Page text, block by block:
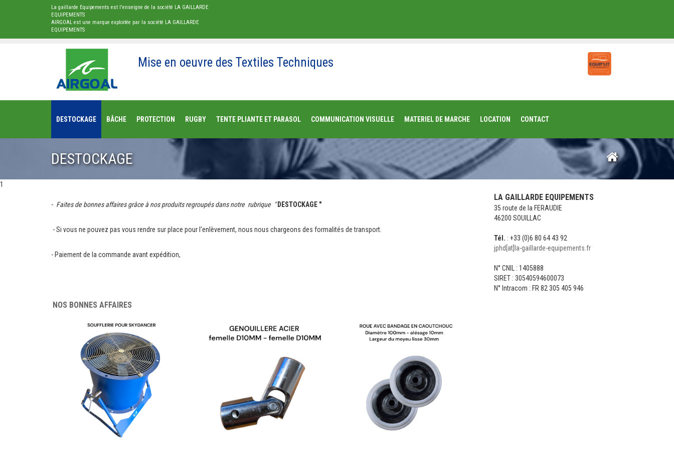
La gaillarde Equipements est l'enseigne de la société LA GAILLARDE
EQUIPEMENTS
AIRGOAL est une marque exploitée par la société LA GAILLARDE
EQUIPEMENTS
Mise en oeuvre des Textiles Techniques
DESTOCKAGE BÂCHE PROTECTION RUGBY TENTE PLIANTE ET PARASOL COMMUNICATION VISUELLE MATERIEL DE MARCHE LOCATION CONTACT
DESTOCKAGE
1
- Faites de bonnes affaires grâce à nosproduits regroupés dans notre rubrique "DESTOCKAGE "
- Si vous ne pouvez pas vous rendre sur place pour l'enlèvement, nous nous chargeons des formalités de transport.
- Paiement de la commande avant expédition,
NOS BONNES AFFAIRES
LA GAILLARDE EQUIPEMENTS
35 route de la FERAUDIE
46200 SOUILLAC
Tél. : +33 (0)6 80 64 43 92
jphd[at]la-gaillarde-equipements.fr
N° CNIL : 1405888
SIRET : 30540594600073
N° Intracom : FR 82 305 405 946